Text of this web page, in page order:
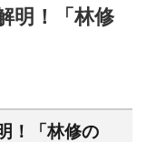
明！「林修
！「林修の